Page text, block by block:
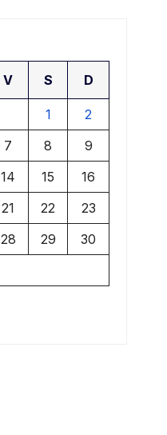
V S D
1
2
7 8
9
14 15
16
21 22
23
28 29
30